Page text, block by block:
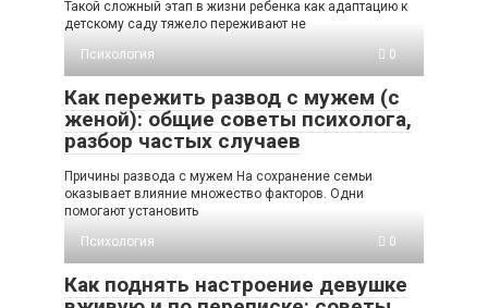
Такой сложный этап в жизни ребенка как адаптацию к
детскому саду тяжело переживают не
Психология
0
Как пережить развод с мужем (с
женой): общие советы психолога,
разбор частых случаев
Причины развода с мужем На сохранение семьи
оказывает влияние множество факторов. Одни
помогают установить
Психология
0
Как поднять настроение девушке